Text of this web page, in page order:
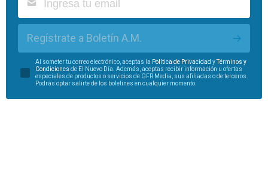
Regístrate a Boletín A.M.
Al someter tu correo electrónico, aceptas la Política de Privacidad yTérminos y
Condiciones de El Nuevo Día. Además, aceptas recibir información u ofertas
especiales de productos o servicios de GFR Media, sus afiliadas o de terceros.
Podrás optar salirte de los boletines en cualquier momento.